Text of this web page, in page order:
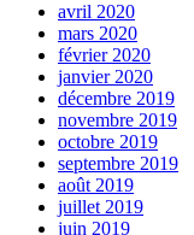
avril 2020
mars 2020
février 2020
janvier 2020
décembre 2019
novembre 2019
octobre 2019
septembre 2019
août 2019
juillet 2019
juin 2019